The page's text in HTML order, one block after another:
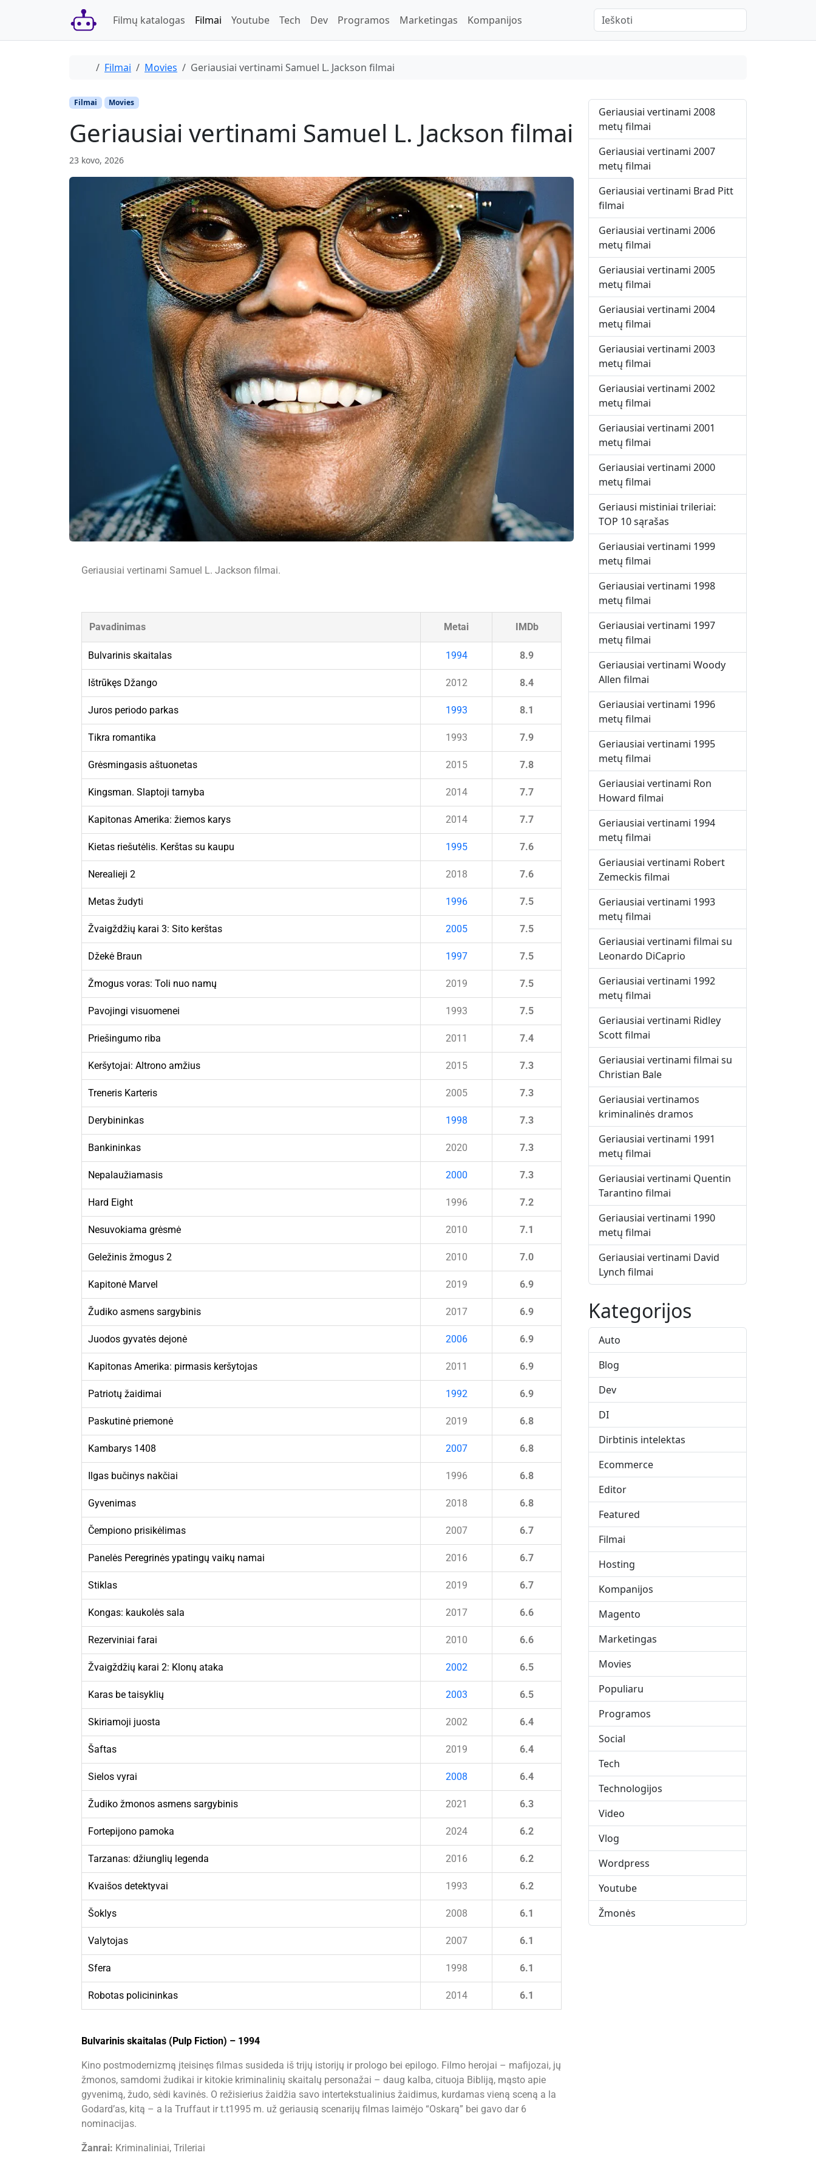
Filmų katalogas
Filmai Youtube Tech Dev Programos Marketingas
Kompanijos
When autocomplete results are available use
Home
Filmai Movies Geriausiai vertinami Samuel L. Jackson filmai
Filmai Movies
Geriausiai vertinami Samuel L. Jackson filmai
23 kovo, 2026
Geriausiai vertinami Samuel L. Jackson filmai.
Pavadinimas Metai IMDb
Bulvarinis skaitalas 1994 8.9
Ištrūkęs Džango 2012 8.4
Juros periodo parkas 1993 8.1
Tikra romantika 1993 7.9
Grėsmingasis aštuonetas 2015 7.8
Kingsman. Slaptoji tarnyba 2014 7.7
Kapitonas Amerika: žiemos karys 2014 7.7
Kietas riešutėlis. Kerštas su kaupu 1995 7.6
Nerealieji 2 2018 7.6
Metas žudyti 1996 7.5
Žvaigždžių karai 3: Sito kerštas 2005 7.5
Džekė Braun 1997 7.5
Žmogus voras: Toli nuo namų 2019 7.5
Pavojingi visuomenei 1993 7.5
Priešingumo riba 2011 7.4
Keršytojai: Altrono amžius 2015 7.3
Treneris Karteris 2005 7.3
Derybininkas 1998 7.3
Bankininkas 2020 7.3
Nepalaužiamasis 2000 7.3
Hard Eight 1996 7.2
Nesuvokiama grėsmė 2010 7.1
Geležinis žmogus 2 2010 7.0
Kapitonė Marvel 2019 6.9
Žudiko asmens sargybinis 2017 6.9
Juodos gyvatės dejonė 2006 6.9
Kapitonas Amerika: pirmasis keršytojas 2011 6.9
Patriotų žaidimai 1992 6.9
Paskutinė priemonė 2019 6.8
Kambarys 1408 2007 6.8
Ilgas bučinys nakčiai 1996 6.8
Gyvenimas 2018 6.8
Čempiono prisikėlimas 2007 6.7
Panelės Peregrinės ypatingų vaikų namai 2016 6.7
Stiklas 2019 6.7
Kongas: kaukolės sala 2017 6.6
Rezerviniai farai 2010 6.6
Žvaigždžių karai 2: Klonų ataka 2002 6.5
Karas be taisyklių 2003 6.5
Skiriamoji juosta 2002 6.4
Šaftas 2019 6.4
Sielos vyrai 2008 6.4
Žudiko žmonos asmens sargybinis 2021 6.3
Fortepijono pamoka 2024 6.2
Tarzanas: džiunglių legenda 2016 6.2
Kvaišos detektyvai 1993 6.2
Šoklys 2008 6.1
Valytojas 2007 6.1
Sfera 1998 6.1
Robotas policininkas 2014 6.1
Bulvarinis skaitalas (Pulp Fiction) – 1994
Kino postmodernizmą įteisinęs filmas susideda iš trijų istorijų ir prologo bei epilogo. Filmo herojai – mafijozai, jų
žmonos, samdomi žudikai ir kitokie kriminalinių skaitalų personažai – daug kalba, cituoja Bibliją, mąsto apie
gyvenimą, žudo, sėdi kavinės. O režisierius žaidžia savo intertekstualinius žaidimus, kurdamas vieną sceną a la
Godard’as, kitą – a la Truffaut ir t.t1995 m. už geriausią scenarijų filmas laimėjo “Oskarą” bei gavo dar 6
nominacijas.
Žanrai: Kriminaliniai, Trileriai
Geriausiai vertinami 2008
metų filmai
Geriausiai vertinami 2007
metų filmai
Geriausiai vertinami Brad Pitt
filmai
Geriausiai vertinami 2006
metų filmai
Geriausiai vertinami 2005
metų filmai
Geriausiai vertinami 2004
metų filmai
Geriausiai vertinami 2003
metų filmai
Geriausiai vertinami 2002
metų filmai
Geriausiai vertinami 2001
metų filmai
Geriausiai vertinami 2000
metų filmai
Geriausi mistiniai trileriai:
TOP 10 sąrašas
Geriausiai vertinami 1999
metų filmai
Geriausiai vertinami 1998
metų filmai
Geriausiai vertinami 1997
metų filmai
Geriausiai vertinami Woody
Allen filmai
Geriausiai vertinami 1996
metų filmai
Geriausiai vertinami 1995
metų filmai
Geriausiai vertinami Ron
Howard filmai
Geriausiai vertinami 1994
metų filmai
Geriausiai vertinami Robert
Zemeckis filmai
Geriausiai vertinami 1993
metų filmai
Geriausiai vertinami filmai su
Leonardo DiCaprio
Geriausiai vertinami 1992
metų filmai
Geriausiai vertinami Ridley
Scott filmai
Geriausiai vertinami filmai su
Christian Bale
Geriausiai vertinamos
kriminalinės dramos
Geriausiai vertinami 1991
metų filmai
Geriausiai vertinami Quentin
Tarantino filmai
Geriausiai vertinami 1990
metų filmai
Geriausiai vertinami David
Lynch filmai
Kategorijos
Auto
Blog
Dev
DI
Dirbtinis intelektas
Ecommerce
Editor
Featured
Filmai
Hosting
Kompanijos
Magento
Marketingas
Movies
Populiaru
Programos
Social
Tech
Technologijos
Video
Vlog
Wordpress
Youtube
Žmonės